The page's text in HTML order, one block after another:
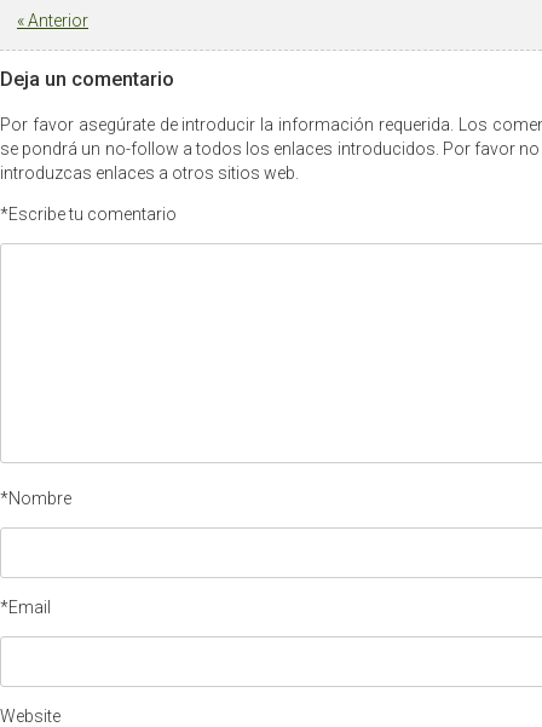
«Anterior
Deja un comentario
Por favor asegúrate de introducir la información requerida. Los
se pondrá un no-follow a todos los enlaces introducidos. Por favor
introduzcas enlaces a otros sitios web.
*Escribe tu comentario
*Nombre
*Email
Website